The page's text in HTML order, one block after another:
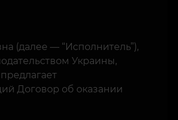
(далее — “Исполнитель”),
Украины,
Договор об оказании